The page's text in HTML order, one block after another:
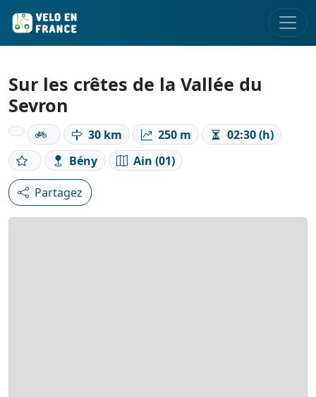
Sur les crêtes de la Vallée du
Sevron
30 km 250 m
02:30 (h)
Bény
Ain (01)
Partagez